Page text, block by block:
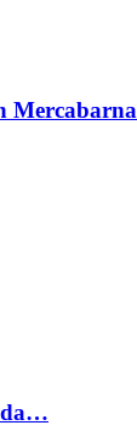
Mercabarna